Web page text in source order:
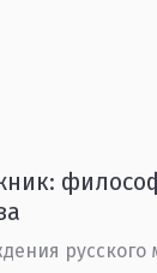
русского